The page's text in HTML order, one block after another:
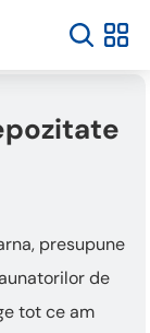
presupune
de
tot ce am